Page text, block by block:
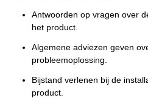
Antwoorden op vragen over
het product.
Algemene adviezen geven
probleemoplossing.
Bijstand verlenen bij de
product.